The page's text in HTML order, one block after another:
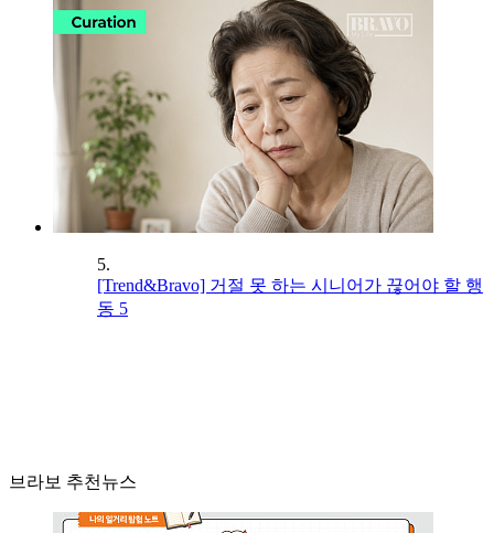
5.
[Trend&Bravo] 거절 못 하는 시니어가 끊어야 할 행
동 5
브라보 추천뉴스